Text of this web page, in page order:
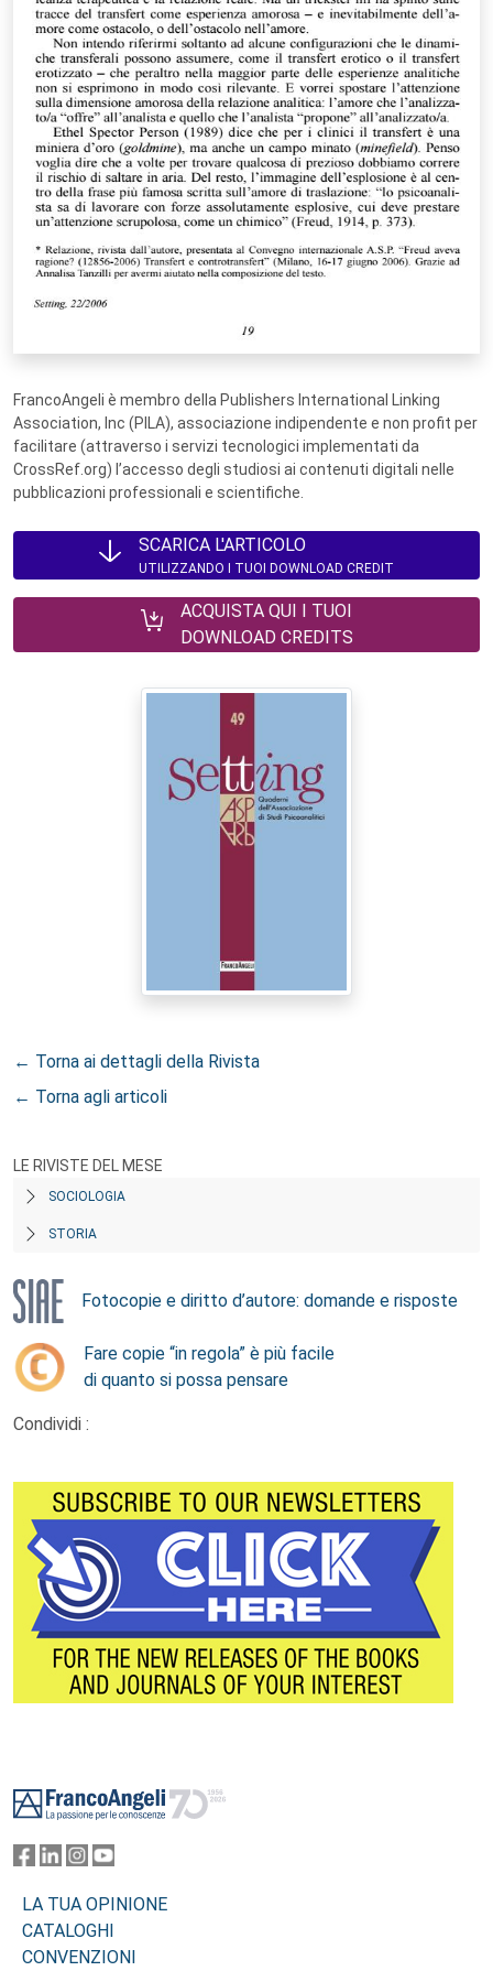
FrancoAngeli è membro della Publishers International Linking
Association, Inc (PILA), associazione indipendente e non profit per
facilitare (attraverso i servizi tecnologici implementati da
CrossRef.org) l’accesso degli studiosi ai contenuti digitali nelle
pubblicazioni professionali e scientifiche.
SCARICA L'ARTICOLO
UTILIZZANDO I TUOI DOWNLOAD CREDIT
ACQUISTA QUI I TUOI
DOWNLOAD CREDITS
← Torna ai dettagli della Rivista
← Torna agli articoli
LE RIVISTE DEL MESE
SOCIOLOGIA
STORIA
Fotocopie e diritto d’autore: domande e risposte
Fare copie “in regola” è più facile
di quanto si possa pensare
Condividi :
LA TUA OPINIONE
CATALOGHI
CONVENZIONI